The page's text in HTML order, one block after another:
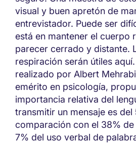
visual y buen apretón de
entrevistador. Puede ser
está en mantener el cuerpo
parecer cerrado y distante.
respiración serán útiles
realizado por Albert
emérito en psicología,
importancia relativa del
transmitir un mensaje es del
comparación con el 38%
7% del uso verbal de